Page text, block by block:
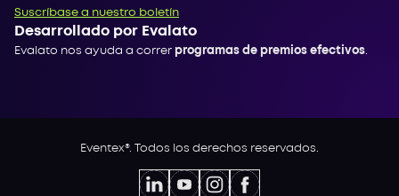
Suscríbase a nuestro boletín
Desarrollado por Evalato
Evalato nos ayuda a correr programas de premios efectivos
Eventex®. Todos los derechos reservados.